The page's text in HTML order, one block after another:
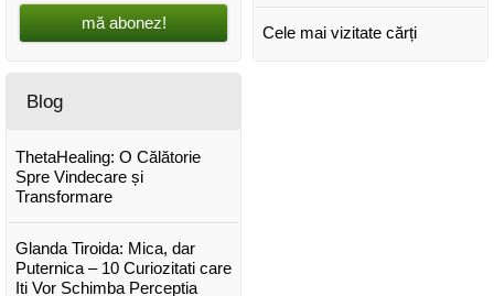
mă abonez!
Cele mai vizitate cărți
Blog
ThetaHealing: O Călătorie
Spre Vindecare și
Transformare
Glanda Tiroida: Mica, dar
Puternica – 10 Curiozitati care
Iti Vor Schimba Perceptia